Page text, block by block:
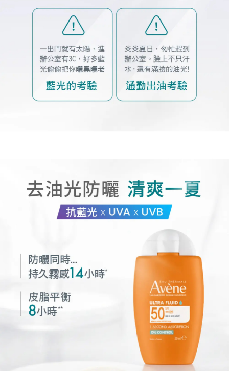
https://aftee.tw/terms/#terms3
３．未成年的使用者請事先徵得法定代理人或監護人之同意方可使用
「AFTEE先享後付」，若未經同意申辦者引起之損失，本公司不負相關責
４．使用「AFTEE先享後付」時，將依據個別帳號之用戶狀況，依本公司即
時審查核予不同之上限額度；若仍有額度不足之情形，本公司將視審查結果
請求用戶進行身份認證。
５．嚴禁一人註冊多個帳號或使用他人資訊註冊。若發現惡意使用之情形，
恩沛科技股份有限公司將有權停止該用戶之使用額度並採取法律行動。